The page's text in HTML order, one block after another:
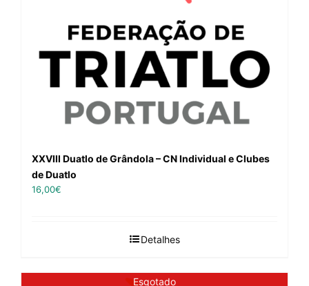
XXVIII Duatlo de Grândola – CN Individual e Clubes
de Duatlo
16,00€
Detalhes
Esgotado